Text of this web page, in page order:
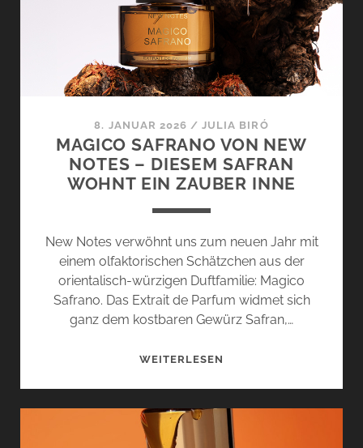
8. JANUAR 2026 /JULIA BIRÓ
MAGICO SAFRANO VON NEW
NOTES – DIESEM SAFRAN
WOHNT EIN ZAUBER INNE
New Notes verwöhnt uns zum neuen Jahr mit
einem olfaktorischen Schätzchen aus der
orientalisch-würzigen Duftfamilie: Magico
Safrano. Das Extrait de Parfum widmet sich
ganz dem kostbaren Gewürz Safran,…
WEITERLESEN
NEW
NOTES